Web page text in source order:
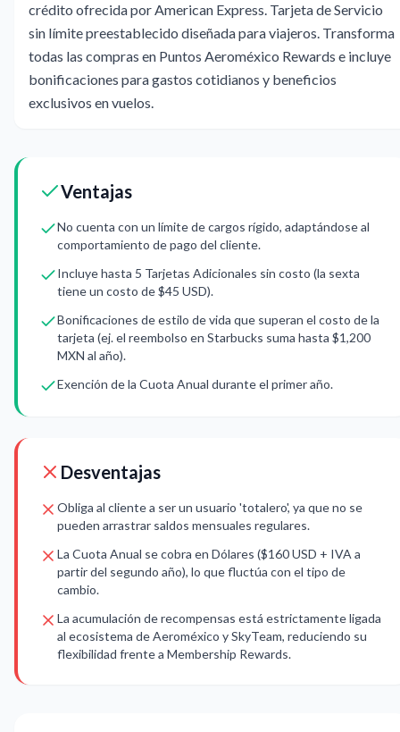
crédito ofrecida por American Express. Tarjeta de Servicio
sin límite preestablecido diseñada para viajeros. Transforma
todas las compras en Puntos Aeroméxico Rewards e incluye
bonificaciones para gastos cotidianos y beneficios
exclusivos en vuelos.
Ventajas
No cuenta con un límite de cargos rígido, adaptándose al
comportamiento de pago del cliente.
Incluye hasta 5 Tarjetas Adicionales sin costo (la sexta
tiene un costo de $45 USD).
Bonificaciones de estilo de vida que superan el costo de la
tarjeta (ej. el reembolso en Starbucks suma hasta $1,200
MXN al año).
Exención de la Cuota Anual durante el primer año.
Desventajas
Obliga al cliente a ser un usuario 'totalero', ya que no se
pueden arrastrar saldos mensuales regulares.
La Cuota Anual se cobra en Dólares ($160 USD + IVA a
partir del segundo año), lo que fluctúa con el tipo de
cambio.
La acumulación de recompensas está estrictamente ligada
al ecosistema de Aeroméxico y SkyTeam, reduciendo su
flexibilidad frente a Membership Rewards.